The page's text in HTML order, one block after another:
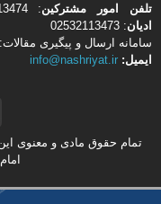
تلفن
امور مشتركین: 32113474 |
ادیان: 02532113473
سامانه ارسال و پیگیری مقالات:
ایمیل: info@nashriyat.ir
تمام حقوق مادی و معنوی